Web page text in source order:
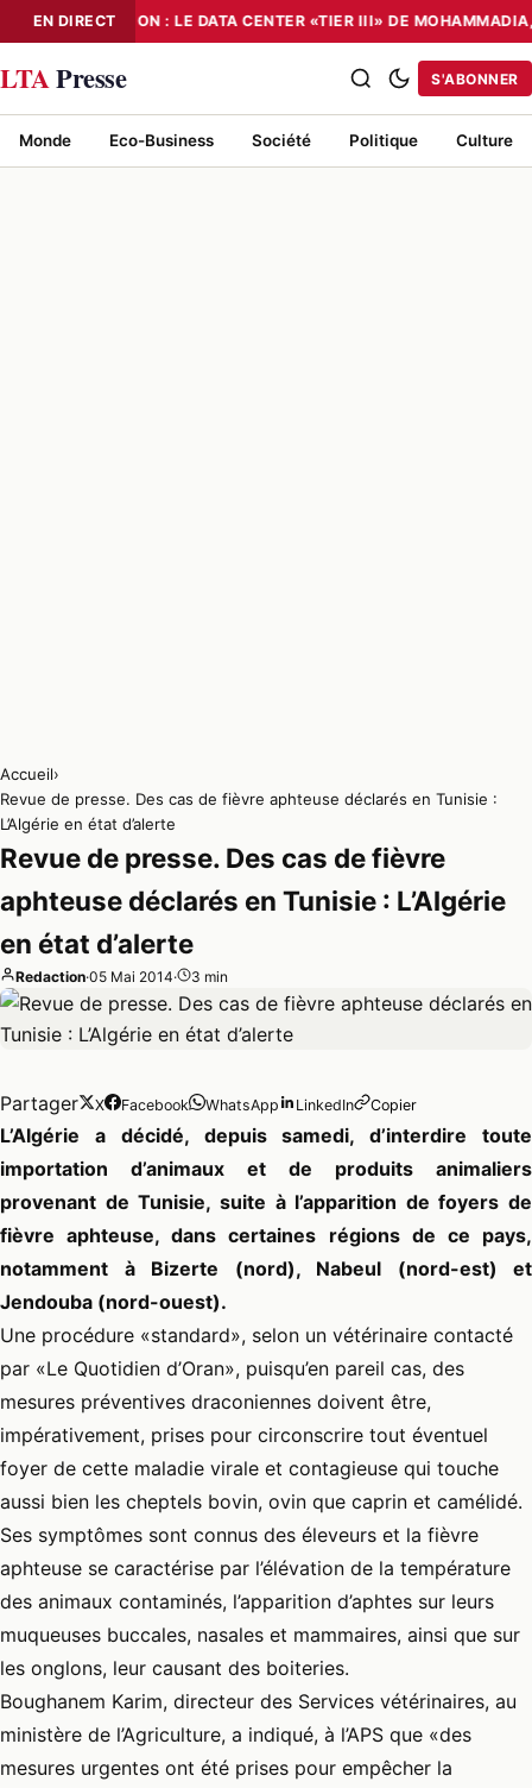
EN DIRECT
NUMÉRISATION : LE DATA CENTER «TIER III» DE
NUMÉRISATION : LE DATA CENTER «TIER III» DE MOHAMMADIA, UN
LTAPresse S'ABONNER
Monde Eco-Business Société Politique Culture
Accueil›
Revue de presse. Des cas de fièvre aphteuse déclarés en Tunisie :
L’Algérie en état d’alerte
Revue de presse. Des cas de fièvre
aphteuse déclarés en Tunisie : L’Algérie
en état d’alerte
Redaction·05 Mai 2014· 3 min
Partager X Facebook WhatsApp LinkedIn Copier
L’Algérie a décidé, depuis samedi, d’interdire toute
importation d’animaux et de produits animaliers
provenant de Tunisie, suite à l’apparition de foyers de
fièvre aphteuse, dans certaines régions de ce pays,
notamment à Bizerte (nord), Nabeul (nord-est) et
Jendouba (nord-ouest).
Une procédure «standard», selon un vétérinaire contacté
par «Le Quotidien d’Oran», puisqu’en pareil cas, des
mesures préventives draconiennes doivent être,
impérativement, prises pour circonscrire tout éventuel
foyer de cette maladie virale et contagieuse qui touche
aussi bien les cheptels bovin, ovin que caprin et camélidé.
Ses symptômes sont connus des éleveurs et la fièvre
aphteuse se caractérise par l’élévation de la température
des animaux contaminés, l’apparition d’aphtes sur leurs
muqueuses buccales, nasales et mammaires, ainsi que sur
les onglons, leur causant des boiteries.
Boughanem Karim, directeur des Services vétérinaires, au
ministère de l’Agriculture, a indiqué, à l’APS que «des
mesures urgentes ont été prises pour empêcher la